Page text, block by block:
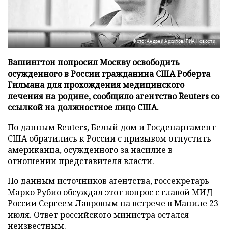
Фото: Андрей Архипов/РИА Новости
Вашингтон попросил Москву освободить
осужденного в России гражданина США Роберта
Гилмана для прохождения медицинского
лечения на родине, сообщило агентство Reuters со
ссылкой на должностное лицо США.
По даннымReuters, Белый дом и Госдепартамент
США обратились к России с призывом отпустить
американца, осужденного за насилие в
отношении представителя власти.
По данным источников агентства, госсекретарь
Марко Рубио обсуждал этот вопрос с главой МИД
России Сергеем Лавровым на встрече в Маниле 23
июля. Ответ российского министра остался
неизвестным.